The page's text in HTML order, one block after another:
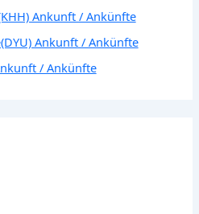
Ankunft / Ankünfte
Ankunft / Ankünfte
/ Ankünfte